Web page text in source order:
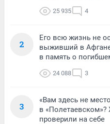
25 935 4
2
Его всю жизнь не
выживший в
в память о
24 088 3
3
«Вам здесь не
в «Полетаевском»?
проверили на себе